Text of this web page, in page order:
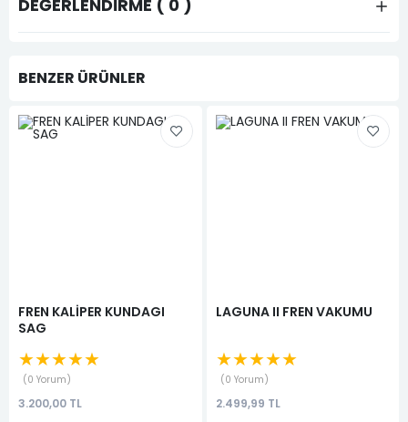
DEĞERLENDIRME ( 0 )
BENZER ÜRÜNLER
FREN KALİPER KUNDAGI
SAG
★★★★★
0 Yorum
3.200,00 TL
LAGUNA II FREN VAKUMU
★★★★★
0 Yorum
2.499,99 TL